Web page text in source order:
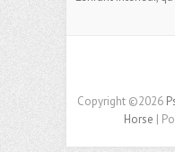
Copyright ©2026
Horse |